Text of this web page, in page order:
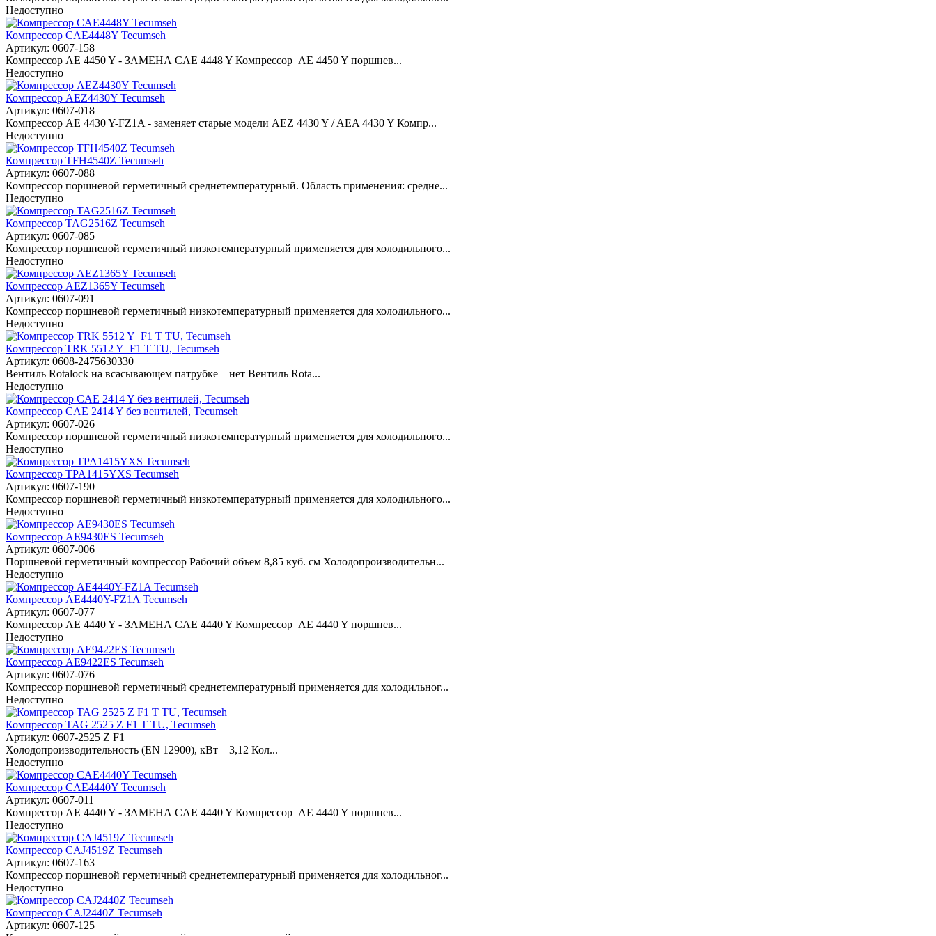
Недоступно
Компрессор CAE4448Y Tecumseh
Артикул: 0607-158
Компрессор AE 4450 Y - ЗАМЕНА CAE 4448 Y Компрессор AE 4450 Y поршнев...
Недоступно
Компрессор AEZ4430Y Tecumseh
Артикул: 0607-018
Компрессор AE 4430 Y-FZ1A - заменяет старые модели AEZ 4430 Y / AEA 4430 Y Компр...
Недоступно
Компрессор TFH4540Z Tecumseh
Артикул: 0607-088
Компрессор поршневой герметичный среднетемпературный. Область применения: средне...
Недоступно
Компрессор TAG2516Z Tecumseh
Артикул: 0607-085
Компрессор поршневой герметичный низкотемпературный применяется для холодильного...
Недоступно
Компрессор AEZ1365Y Tecumseh
Артикул: 0607-091
Компрессор поршневой герметичный низкотемпературный применяется для холодильного...
Недоступно
Компрессор TRK 5512 Y_F1 T TU, Tecumseh
Артикул: 0608-2475630330
Вентиль Rotalock на всасывающем патрубке нет Вентиль Rota...
Недоступно
Компрессор CAE 2414 Y без вентилей, Tecumseh
Артикул: 0607-026
Компрессор поршневой герметичный низкотемпературный применяется для холодильного...
Недоступно
Компрессор TPA1415YXS Tecumseh
Артикул: 0607-190
Компрессор поршневой герметичный низкотемпературный применяется для холодильного...
Недоступно
Компрессор AE9430ES Tecumseh
Артикул: 0607-006
Поршневой герметичный компрессор Рабочий объем 8,85 куб. см Холодопроизводительн...
Недоступно
Компрессор AE4440Y-FZ1A Tecumseh
Артикул: 0607-077
Компрессор AE 4440 Y - ЗАМЕНА CAE 4440 Y Компрессор AE 4440 Y поршнев...
Недоступно
Компрессор AE9422ES Tecumseh
Артикул: 0607-076
Компрессор поршневой герметичный среднетемпературный применяется для холодильног...
Недоступно
Компрессор TAG 2525 Z F1 T ТU, Tecumseh
Артикул: 0607-2525 Z F1
Холодопроизводительность (EN 12900), кВт 3,12 Кол...
Недоступно
Компрессор CAE4440Y Tecumseh
Артикул: 0607-011
Компрессор AE 4440 Y - ЗАМЕНА CAE 4440 Y Компрессор AE 4440 Y поршнев...
Недоступно
Компрессор CAJ4519Z Tecumseh
Артикул: 0607-163
Компрессор поршневой герметичный среднетемпературный применяется для холодильног...
Недоступно
Компрессор CAJ2440Z Tecumseh
Артикул: 0607-125